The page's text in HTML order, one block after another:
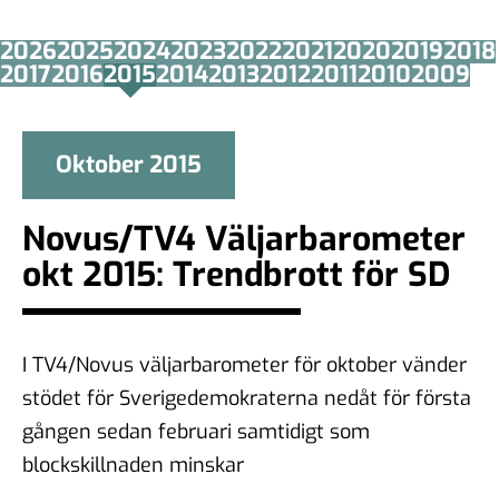
202620252024202320222021202020192018
201720162015201420132012201120102009
Oktober 2015
Novus/TV4 Väljarbarometer
okt 2015: Trendbrott för SD
I TV4/Novus väljarbarometer för oktober vänder
stödet för Sverigedemokraterna nedåt för första
gången sedan februari samtidigt som
blockskillnaden minskar